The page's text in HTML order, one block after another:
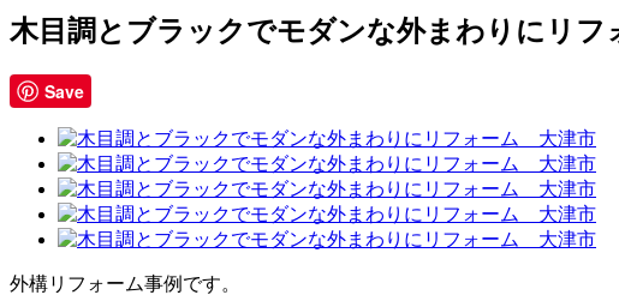
木目調とブラックでモダンな外まわりにリ
Save
外構リフォーム事例です。